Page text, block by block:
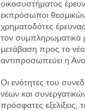
οικοσυστήματος
εκπρόσωποι
χρηματοδότες
τον συμπληρωματικό
μετάβαση προς το
αντιπροσωπεύει η
Οι ενότητες του
νέων και
πρόσφατες εξελίξεις,